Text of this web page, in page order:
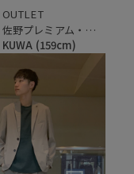
OUTLET
佐野プレミアム・アウトレット
KUWA (159cm)